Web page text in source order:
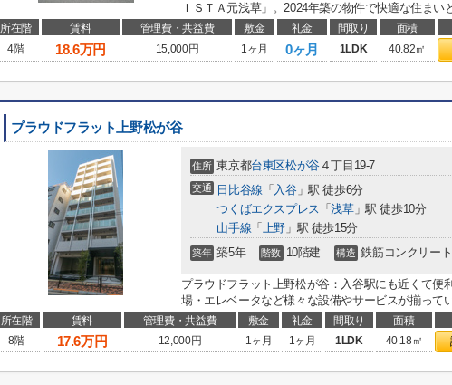
ＩＳＴＡ元浅草」。2024年築の物件で快適な住ま
所在階 賃料 管理費・共益費 敷金 礼金 間取り 面積
4階
18.6万円 15,000円 1ヶ月 0ヶ月 1LDK 40.82㎡
プラウドフラット上野松が谷
住所 東京都台東区松が谷４丁目19-7
交通 日比谷線 「 入谷」駅 徒歩6分
つくばエクスプレス 「浅草」駅 徒歩10分
山手線 「 上野 」駅 徒歩15分
築年 築5年 階数 10階建 構造 鉄筋コンクリート
プラウドフラット上野松が谷：入谷駅にも近くて便
場・エレベータなど様々な設備やサービスが揃って
所在階 賃料 管理費・共益費 敷金 礼金 間取り 面積
8階
17.6万円 12,000円 1ヶ月 1ヶ月 1LDK 40.18㎡